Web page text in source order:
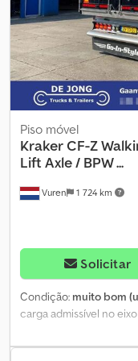
Vuren 1 724 km
Piso móvel
KrakerCF-Z
Lift Axle / BPW ...
Solicitar
Condição: muito bom
carga admissível no eixo
3):9 000 kg, primeira